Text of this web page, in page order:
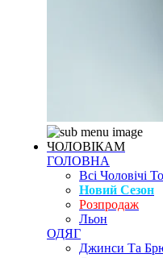
ЧОЛОВІКАМ
ГОЛОВНА
Всі Чоловічі
Новий Сезон
Розпродаж
Льон
ОДЯГ
Джинси Та